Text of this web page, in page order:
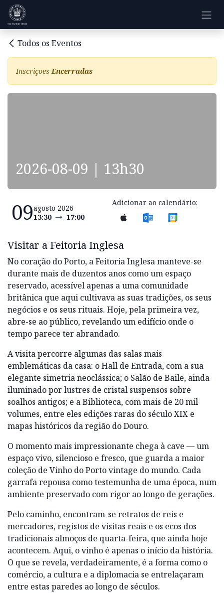
Pular para o conteúdo
Todos os Eventos
Inscrições Encerradas
2026-08-09 | 13h30
09agosto 2026
13:30
17:00
Adicionar ao calendário:
Visitar a Feitoria Inglesa
No coração do Porto, a Feitoria Inglesa manteve-se
durante mais de duzentos anos como um espaço
reservado, acessível apenas a uma comunidade
britânica que aqui cultivava as suas tradições, os seus
negócios e os seus rituais. Hoje, pela primeira vez,
abre-se ao público, revelando um edifício onde o
tempo parece ter abrandado.
A visita percorre algumas das salas mais
emblemáticas da casa: o Hall de Entrada, com a sua
elegante simetria neoclássica; o Salão de Baile, ainda
iluminado por lustres de cristal suspensos sobre
soalhos antigos; e a Biblioteca, com mais de 20 mil
volumes, entre eles edições raras do século XIX e
mapas históricos da região do Douro.
O momento mais impressionante chega à cave — um
espaço vivo, silencioso e fresco, que guarda a maior
coleção de Vinho do Porto vintage do mundo. Cada
garrafa repousa como testemunha de uma época, num
ambiente preservado com rigor ao longo de gerações.
Pelo caminho, encontram-se retratos de reis e
mercadores, registos de visitas reais e os ecos dos
tradicionais almoços de quarta-feira, que ainda hoje
acontecem. Aqui, o vinho é apenas o início da história.
O que se revela, verdadeiramente, é a forma como o
comércio, a cultura e a diplomacia se entrelaçaram
entre estas paredes ao longo de séculos.